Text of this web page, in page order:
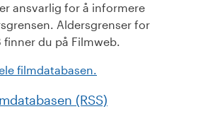
ansvarlig for å informere
Aldersgrenser for
du på Filmweb.
filmdatabasen.
(RSS)